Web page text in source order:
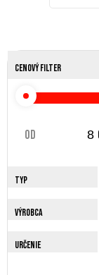
Cenový filter
od
Typ
Výrobca
Určenie